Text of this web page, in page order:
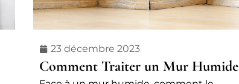
23 décembre 2023
Comment Traiter un Mur Humide